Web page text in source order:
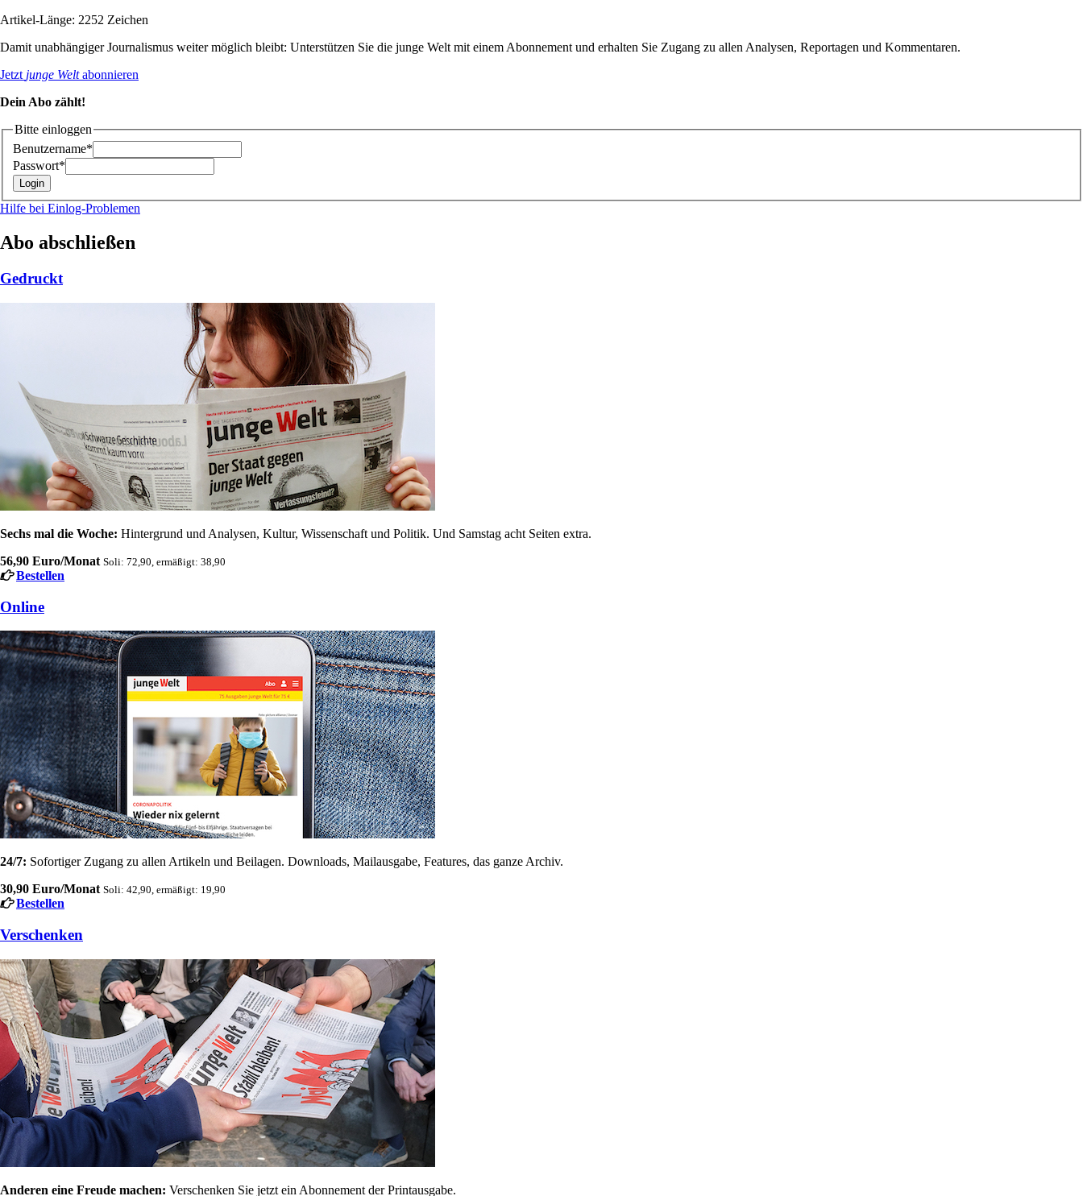
Artikel-Länge: 2252 Zeichen
Damit unabhängiger Journalismus weiter möglich bleibt: Unterstützen Sie die junge Welt mit einem Abonnement und erhalten Sie Zugang zu allen Analysen, Reportagen und Kommentaren.
Jetzt junge Weltabonnieren
Dein Abo zählt!
Bitte einloggen
Benutzername*
Passwort*
Hilfe bei Einlog-Problemen
Abo abschließen
Gedruckt
Sechs mal die Woche: Hintergrund und Analysen, Kultur, Wissenschaft und Politik. Und Samstag acht Seiten extra.
56,90 Euro/Monat Soli: 72,90, ermäßigt: 38,90
Bestellen
Online
24/7: Sofortiger Zugang zu allen Artikeln und Beilagen. Downloads, Mailausgabe, Features, das ganze Archiv.
30,90 Euro/Monat Soli: 42,90, ermäßigt: 19,90
Bestellen
Verschenken
Anderen eine Freude machen: Verschenken Sie jetzt ein Abonnement der Printausgabe.